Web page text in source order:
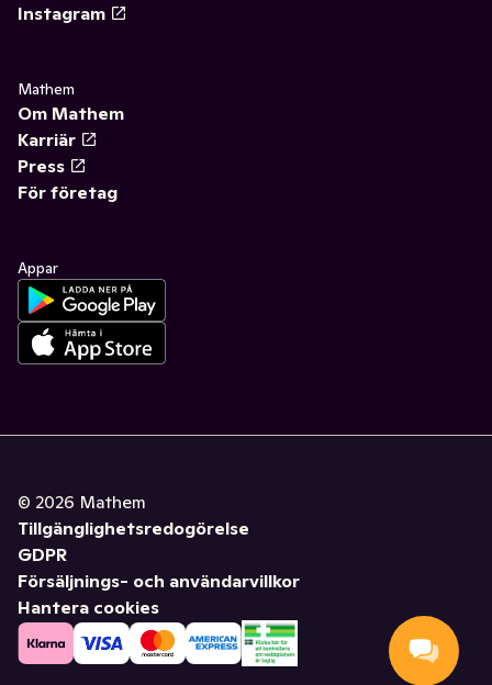
Instagram
Mathem
Om Mathem
Karriär
Press
För företag
Appar
© 2026 Mathem
Tillgänglighetsredogörelse
GDPR
Försäljnings- och användarvillkor
Hantera cookies